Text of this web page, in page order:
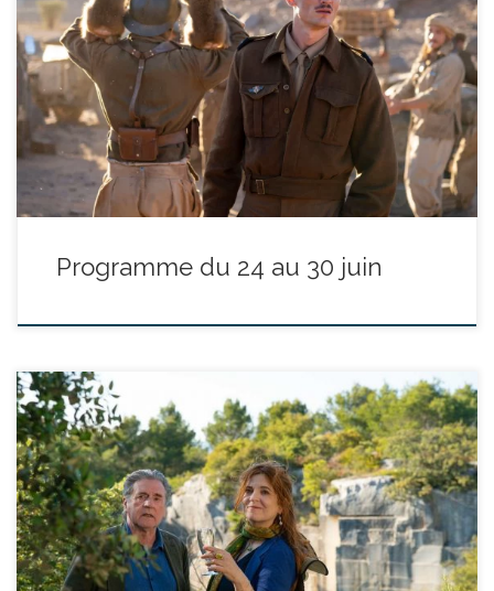
réalisé par Antonin Baudry - avec Simon Abkarian, Simon Russell
Beale, Florian Lesieur durée : 2h40’ Juin 1940. La France
s'effondre et signe l’armistice. Au milieu du chaos, un homme
refuse de céder. Seul contre tous, ce général inconnu s'échappe
vers Londres pour sauver ce qu'il reste d'un rêve : […]
Programme du 24 au 30 juin
réalisé par Agnès Jaoui - avec Daniel Auteuil, Agnès Jaoui, Eye
Haïdara durée : 2h14’ Dans les coulisses d'une ambitieuse
production de l’opéra "Les Noces de Figaro", les tensions montent
lorsqu’une accusation d’agression sexuelle éclate, mettant en
péril la production et forçant chacun à prendre position. Les
conflits d’opinion et […]